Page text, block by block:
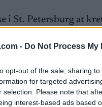
- Do Not Process
opt-out of the sale, sharing
for targeted
selection. Please note that
interest-based ads based
St. Petersburg at
for Voronezh
viser at
og slåssing
teamet kommer til